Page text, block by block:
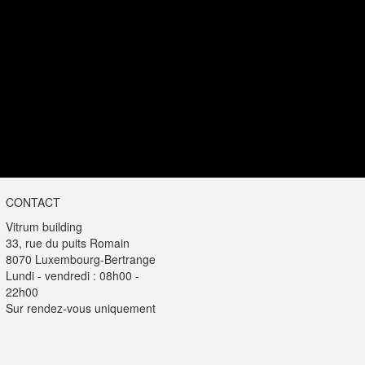
CONTACT
Vitrum building
33, rue du puits Romain
8070 Luxembourg-Bertrange
Lundi - vendredi : 08h00 -
22h00
Sur rendez-vous uniquement